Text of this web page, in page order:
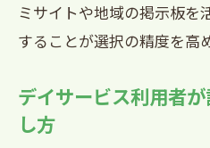
西宮市デイサービ
談で紹介
の特徴
ミサイトや地域の掲示板を
することが選択の精度を高
デイサービス利用者
し方